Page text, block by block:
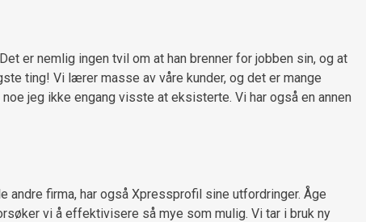
er nemlig ingen tvil om at han brenner for jobben sin, og at
ting! Vi lærer masse av våre kunder, og det er mange
jeg ikke engang visste at eksisterte. Vi har også en annen
andre firma, har også Xpressprofil sine utfordringer. Åge
vi å effektivisere så mye som mulig. Vi tar i bruk ny